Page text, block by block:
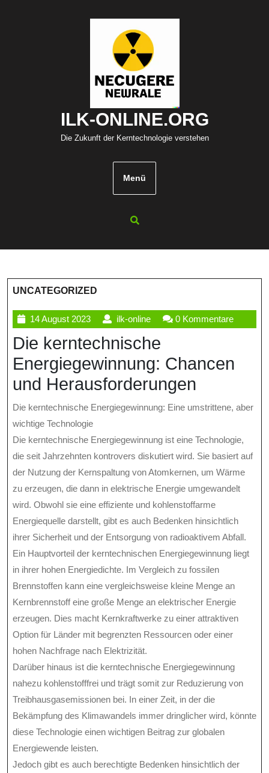
ILK-ONLINE.ORG
Die Zukunft der Kerntechnologie verstehen
Menü
UNCATEGORIZED
14 August 202314
August
2023
ilk-onlineilk-
online
0 Kommentare
Die kerntechnische
Energiegewinnung: Chancen
und Herausforderungen
Die kerntechnische Energiegewinnung: Eine umstrittene, aber
wichtige Technologie
Die kerntechnische Energiegewinnung ist eine Technologie,
die seit Jahrzehnten kontrovers diskutiert wird. Sie basiert auf
der Nutzung der Kernspaltung von Atomkernen, um Wärme
zu erzeugen, die dann in elektrische Energie umgewandelt
wird. Obwohl sie eine effiziente und kohlenstoffarme
Energiequelle darstellt, gibt es auch Bedenken hinsichtlich
ihrer Sicherheit und der Entsorgung von radioaktivem Abfall.
Ein Hauptvorteil der kerntechnischen Energiegewinnung liegt
in ihrer hohen Energiedichte. Im Vergleich zu fossilen
Brennstoffen kann eine vergleichsweise kleine Menge an
Kernbrennstoff eine große Menge an elektrischer Energie
erzeugen. Dies macht Kernkraftwerke zu einer attraktiven
Option für Länder mit begrenzten Ressourcen oder einer
hohen Nachfrage nach Elektrizität.
Darüber hinaus ist die kerntechnische Energiegewinnung
nahezu kohlenstofffrei und trägt somit zur Reduzierung von
Treibhausgasemissionen bei. In einer Zeit, in der die
Bekämpfung des Klimawandels immer dringlicher wird, könnte
diese Technologie einen wichtigen Beitrag zur globalen
Energiewende leisten.
Jedoch gibt es auch berechtigte Bedenken hinsichtlich der